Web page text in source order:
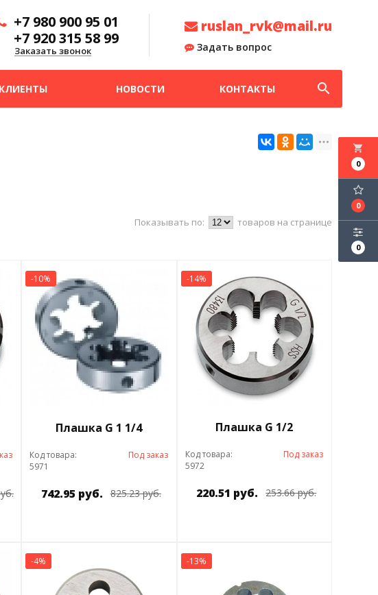
+7 980 900 95 01
+7 920 315 58 99
Заказать звонок
ruslan_rvk@mail.ru
Задать вопрос
НОВОСТИ КОНТАКТЫ search
local_grocery_store
0
0
0
Показывать по: товаров на странице
-10%
Плашка G 1 1/4
Код товара:
5971
Под заказ
742.95 руб. 825.23 руб.
-14%
Плашка G 1/2
Код товара:
5972
Под заказ
220.51 руб. 253.66 руб.
-4% -13%